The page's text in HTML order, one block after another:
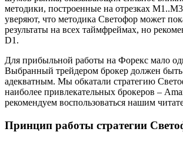
методики, построенные на отрезках
уверяют, что методика Светофор может
результаты на всех таймфреймах, но
D1.
Для прибыльной работы на Форекс мало
Выбранный трейдером брокер должен
адекватным. Мы обкатали стратегию
наиболее привлекательных брокеров –
рекомендуем воспользоваться нашим
Принцип работы стратегии